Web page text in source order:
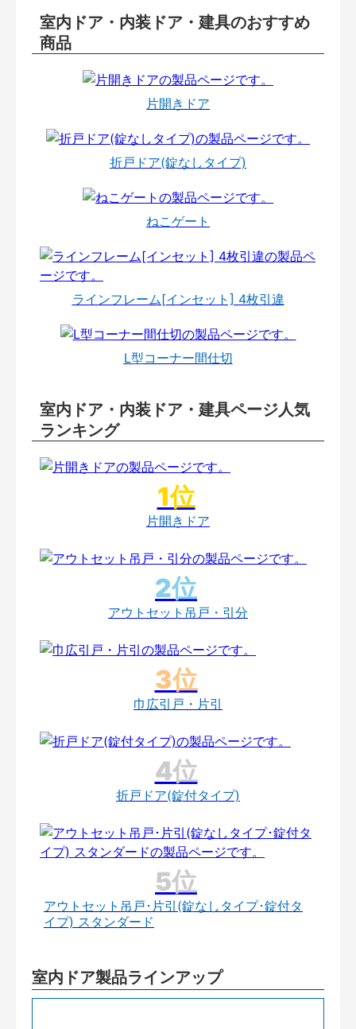
室内ドア・内装ドア・建具のおすすめ
商品
片開きドア
折戸ドア(錠なしタイプ)
ねこゲート
ラインフレーム[インセット] 4枚引違
L型コーナー間仕切
室内ドア・内装ドア・建具ページ人気
ランキング
片開きドア
アウトセット吊戸・引分
巾広引戸・片引
折戸ドア(錠付タイプ)
アウトセット吊戸･片引(錠なしタイプ･錠付タ
イプ) スタンダード
室内ドア製品ラインアップ